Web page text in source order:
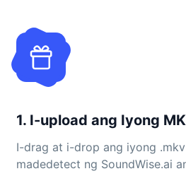
1. I-upload ang Iyong
I-drag at i-drop ang iyong
madedetect ng SoundWise.ai